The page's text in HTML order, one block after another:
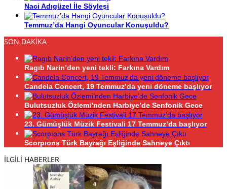
Naci Adıgüzel İle Söyleşi
Temmuz’da Hangi Oyuncular Konuşuldu?
SON DAKİKA
Ragıb Narin’den yeni tekli: Farkına Vardım
Candela Concert, 19 Temmuz’da yeni döneme başlıyor
Bulutsuzluk Özlemi’nden Harbiye’de Senfonik Gece
23. Gümüşlük Müzik Festivali 17 Temmuz’da başlıyor
Scorpıons Türk Bayrağı Eşliğinde Sahneye Çıktı
İLGİLİ HABERLER